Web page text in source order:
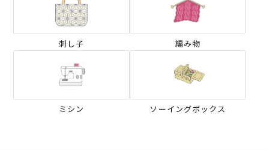
刺し子 編み物
ミシン ソーイングボックス